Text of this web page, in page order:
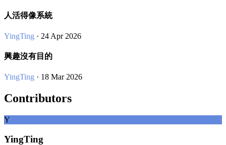
人活得像系統
YingTing · 24 Apr 2026
興趣沒有目的
YingTing · 18 Mar 2026
Contributors
Y
YingTing